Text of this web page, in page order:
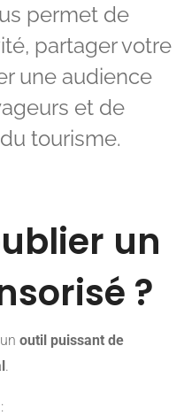
permet de
partager votre
une audience
et de
tourisme.
un
?
outil puissant de
.